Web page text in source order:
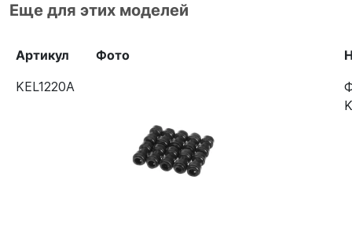
Еще для этих моделей
Артикул Фото
KEL1220A